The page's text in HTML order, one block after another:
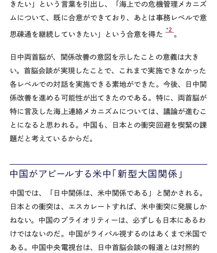
きたい」という言葉を引出し、「海上での危機管理メカニズ
ムについて、既に合意ができており、あとは事務レベルで意
思疎通を継続していきたい」という合意を得た
*2
。
日中両首脳が、関係改善の意図を示したことの意義は大き
い。首脳会談が実現したことで、これまで実施できなかった
各レベルでの対話を実施できる素地ができた。今後、日中関
係改善を進める可能性が出てきたのである。特に、両首脳が
特に言及した海上連絡メカニズムについては、議論が進むこ
とになると思われる。中国も、日本との衝突回避を喫緊の課
題だと考えているからだ。
中国がアピールする米中「新型大国関係」
中国では、「日中関係は、米中関係である」と聞かされる。
日本との衝突は、エスカレートすれば、米中衝突に発展しか
ねない。中国のプライオリティーは、必ずしも日本にあるわ
けではないのだ。中国がライバル視するのはあくまで米国で
ある。中国中央電視台は、日中首脳会談の報道とは対照的